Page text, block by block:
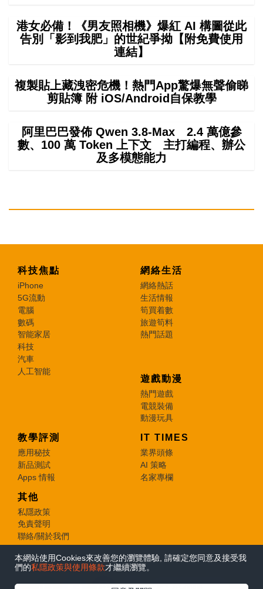
港女必備！《男友照相機》爆紅 AI 構圖從此
告別「影到我肥」的世紀爭拗【附免費使用
連結】
複製貼上藏洩密危機！熱門App驚爆無聲偷睇
剪貼簿 附 iOS/Android自保教學
阿里巴巴發佈 Qwen 3.8-Max 2.4 萬億參
數、100 萬 Token 上下文 主打編程、辦公
及多模態能力
科技焦點
iPhone
5G流動
電腦
數碼
智能家居
科技
汽車
人工智能
網絡生活
網絡熱話
生活情報
筍買着數
旅遊筍料
熱門話題
遊戲動漫
熱門遊戲
電競裝備
動漫玩具
教學評測
應用秘技
新品測試
Apps 情報
IT TIMES
業界頭條
AI 策略
名家專欄
其他
私隱政策
免責聲明
聯絡/關於我們
© 2026 e-zone. All Rights Reserved.
本網站使用Cookies來改善您的瀏覽體驗, 請確定您同意及接受我
們的私隱政策與使用條款才繼續瀏覽。